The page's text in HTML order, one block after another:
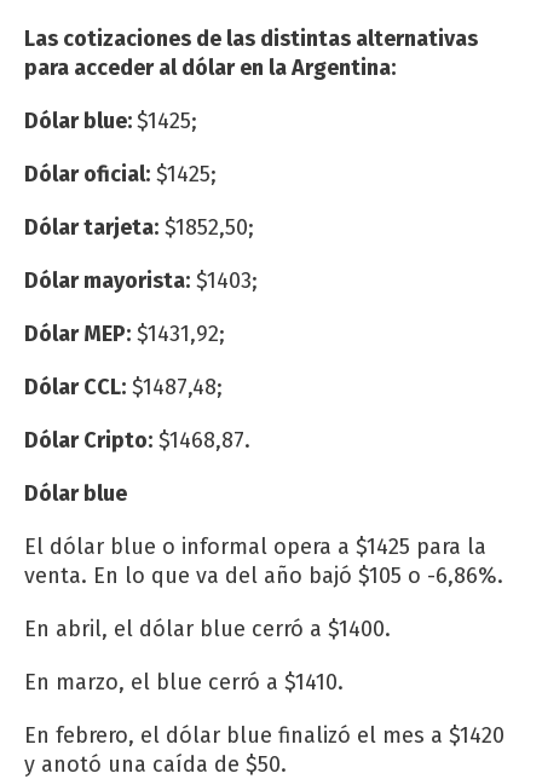
Las cotizaciones de las distintas alternativas
para acceder al dólar en la Argentina:
Dólar blue:$1425;
Dólar oficial: $1425;
Dólar tarjeta: $1852,50;
Dólar mayorista: $1403;
Dólar MEP: $1431,92;
Dólar CCL: $1487,48;
Dólar Cripto: $1468,87.
Dólar blue
El dólar blue o informal opera a $1425 para la
venta. En lo que va del año bajó $105 o -6,86%.
En abril, el dólar blue cerró a $1400.
En marzo, el blue cerró a $1410.
En febrero, el dólar blue finalizó el mes a $1420
y anotó una caída de $50.